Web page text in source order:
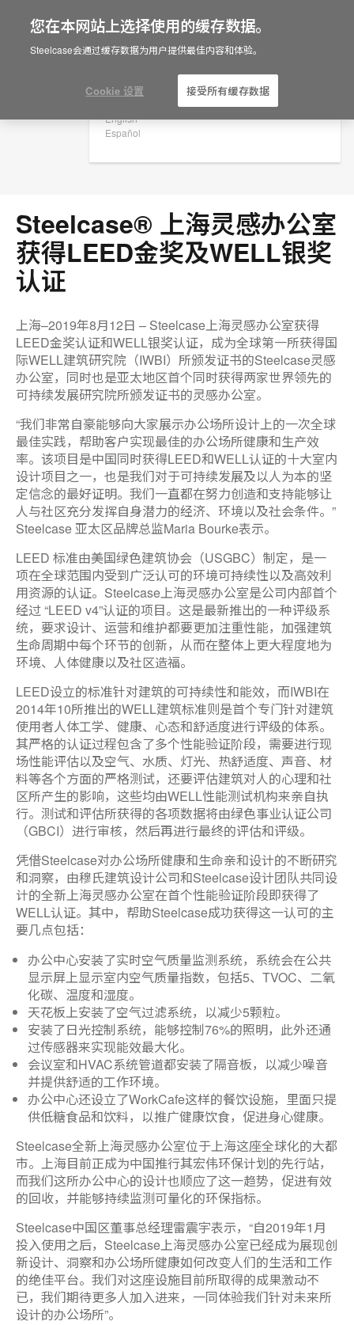
Are you in United States?
English
Español
新闻稿
Steelcase® 上海灵感办公室
获得LEED金奖及WELL银奖
认证
上海–2019年8月12日 – Steelcase上海灵感办公室获得
LEED金奖认证和WELL银奖认证，成为全球第一所获得国
际WELL建筑研究院（IWBI）所颁发证书的Steelcase灵感
办公室，同时也是亚太地区首个同时获得两家世界领先的
可持续发展研究院所颁发证书的灵感办公室。
“我们非常自豪能够向大家展示办公场所设计上的一次全球
最佳实践，帮助客户实现最佳的办公场所健康和生产效
率。该项目是中国同时获得LEED和WELL认证的十大室内
设计项目之一，也是我们对于可持续发展及以人为本的坚
定信念的最好证明。我们一直都在努力创造和支持能够让
人与社区充分发挥自身潜力的经济、环境以及社会条件。”
Steelcase 亚太区品牌总监Maria Bourke表示。
LEED 标准由美国绿色建筑协会（USGBC）制定，是一
项在全球范围内受到广泛认可的环境可持续性以及高效利
用资源的认证。Steelcase上海灵感办公室是公司内部首个
经过 “LEED v4”认证的项目。这是最新推出的一种评级系
统，要求设计、运营和维护都要更加注重性能，加强建筑
生命周期中每个环节的创新，从而在整体上更大程度地为
环境、人体健康以及社区造福。
LEED设立的标准针对建筑的可持续性和能效，而IWBI在
2014年10所推出的WELL建筑标准则是首个专门针对建筑
使用者人体工学、健康、心态和舒适度进行评级的体系。
其严格的认证过程包含了多个性能验证阶段，需要进行现
场性能评估以及空气、水质、灯光、热舒适度、声音、材
料等各个方面的严格测试，还要评估建筑对人的心理和社
区所产生的影响，这些均由WELL性能测试机构来亲自执
行。测试和评估所获得的各项数据将由绿色事业认证公司
（GBCI）进行审核，然后再进行最终的评估和评级。
凭借Steelcase对办公场所健康和生命亲和设计的不断研究
和洞察，由穆氏建筑设计公司和Steelcase设计团队共同设
计的全新上海灵感办公室在首个性能验证阶段即获得了
WELL认证。其中，帮助Steelcase成功获得这一认可的主
要几点包括：
办公中心安装了实时空气质量监测系统，系统会在公共
显示屏上显示室内空气质量指数，包括5、TVOC、二氧
化碳、温度和湿度。
天花板上安装了空气过滤系统，以减少5颗粒。
安装了日光控制系统，能够控制76%的照明，此外还通
过传感器来实现能效最大化。
会议室和HVAC系统管道都安装了隔音板，以减少噪音
并提供舒适的工作环境。
办公中心还设立了WorkCafe这样的餐饮设施，里面只提
供低糖食品和饮料，以推广健康饮食，促进身心健康。
Steelcase全新上海灵感办公室位于上海这座全球化的大都
市。上海目前正成为中国推行其宏伟环保计划的先行站，
而我们这所办公中心的设计也顺应了这一趋势，促进有效
的回收，并能够持续监测可量化的环保指标。
Steelcase中国区董事总经理雷震宇表示，“自2019年1月
投入使用之后，Steelcase上海灵感办公室已经成为展现创
新设计、洞察和办公场所健康如何改变人们的生活和工作
的绝佳平台。我们对这座设施目前所取得的成果激动不
已，我们期待更多人加入进来，一同体验我们针对未来所
设计的办公场所”。
您在本网站上选择使用的缓存数据。
Steelcase会通过缓存数据为用户提供最佳内容和体验。
Cookie 设置 接受所有缓存数据